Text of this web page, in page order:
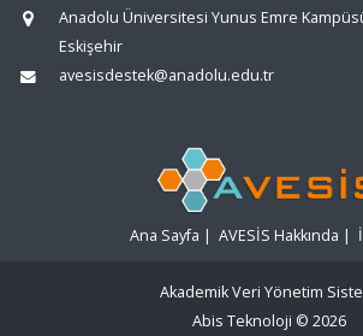
Anadolu Üniversitesi Yunus Emre
Eskişehir
avesisdestek@anadolu.edu.tr
Ana Sayfa | AVESİS Hakkında |
Akademik Veri Yönetim
Abis Teknoloji © 2026